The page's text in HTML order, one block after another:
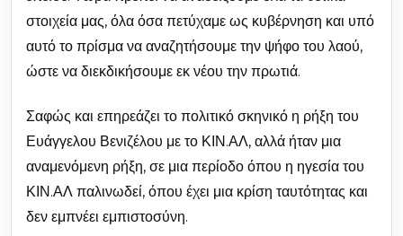
στοιχεία μας, όλα όσα πετύχαμε ως κυβέρνηση και υπό
αυτό το πρίσμα να αναζητήσουμε την ψήφο του λαού,
ώστε να διεκδικήσουμε εκ νέου την πρωτιά.
Σαφώς και επηρεάζει το πολιτικό σκηνικό η ρήξη του
Ευάγγελου Βενιζέλου με το ΚΙΝ.ΑΛ, αλλά ήταν μια
αναμενόμενη ρήξη, σε μια περίοδο όπου η ηγεσία του
ΚΙΝ.ΑΛ παλινωδεί, όπου έχει μια κρίση ταυτότητας και
δεν εμπνέει εμπιστοσύνη.